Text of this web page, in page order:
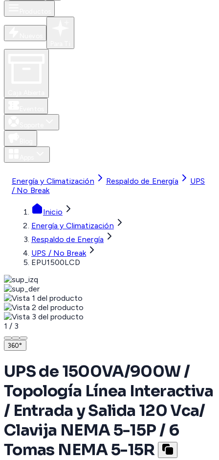
Energía y Climatización
Respaldo de Energía
UPS
/ No Break
Inicio
Energía y Climatización
Respaldo de Energía
UPS / No Break
EPU1500LCD
1 / 3
360°
UPS de 1500VA/900W /
Topología Línea Interactiva
/ Entrada y Salida 120 Vca/
Clavija NEMA 5-15P / 6
Tomas NEMA 5-15R